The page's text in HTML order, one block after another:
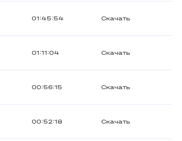
01:45:54 Скачать
01:11:04 Скачать
00:56:15 Скачать
00:52:18 Скачать